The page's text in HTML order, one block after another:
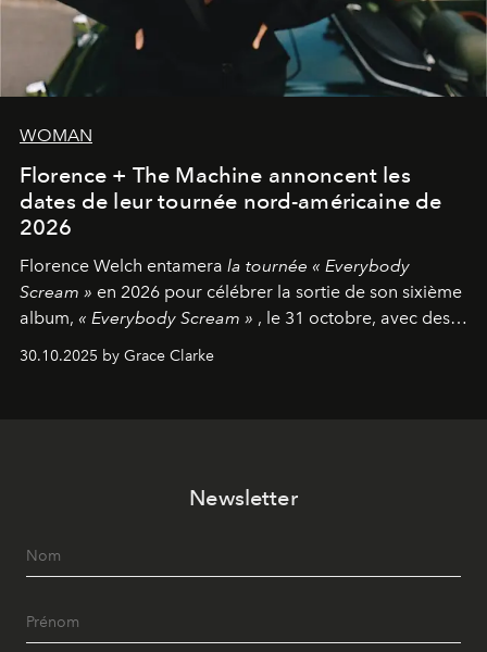
WOMAN
Florence + The Machine annoncent les
dates de leur tournée nord-américaine de
2026
Florence Welch entamera la tournée « Everybody
Scream » en 2026 pour célébrer la sortie de son sixième
album, « Everybody Scream » , le 31 octobre, avec des
30.10.2025 by Grace Clarke
Newsletter